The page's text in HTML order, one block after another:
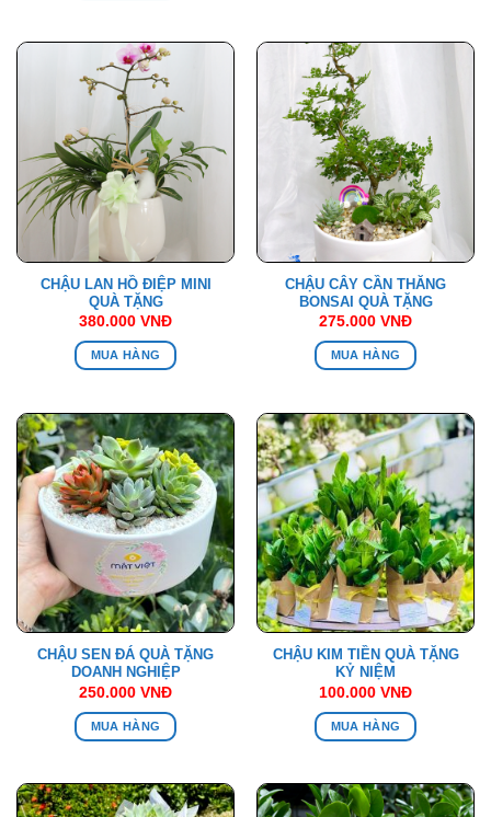
CHẬU LAN HỒ ĐIỆP MINI
QUÀ TẶNG
380.000 VNĐ
MUA HÀNG
CHẬU CÂY CẦN THĂNG
BONSAI QUÀ TẶNG
275.000 VNĐ
MUA HÀNG
CHẬU SEN ĐÁ QUÀ TẶNG
DOANH NGHIỆP
250.000 VNĐ
MUA HÀNG
CHẬU KIM TIỀN QUÀ TẶNG
KỶ NIỆM
100.000 VNĐ
MUA HÀNG